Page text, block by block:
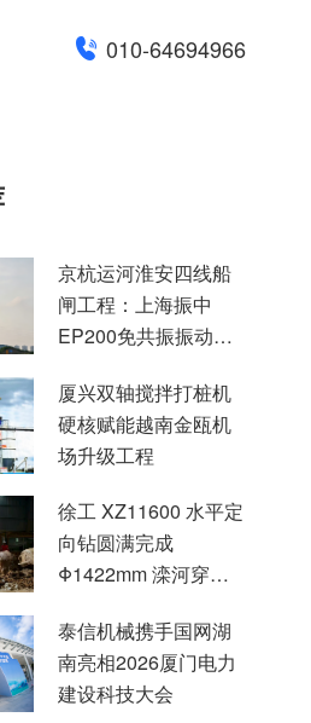
010-64694966
京杭运河淮安四线船
闸工程：上海振中
EP200免共振振动锤
点项目建设
厦兴双轴搅拌打桩机
硬核赋能越南金瓯机
场升级工程
徐工 XZ11600 水平定
向钻圆满完成
Φ1422mm 滦河穿越
泰信机械携手国网湖
南亮相2026厦门电力
建设科技大会